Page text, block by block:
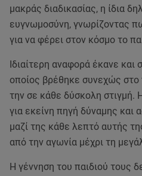
μακράς διαδικασίας, η ίδια
ευγνωμοσύνη, γνωρίζοντας
για να φέρει στον κόσμο το
Ιδιαίτερη αναφορά έκανε
οποίος βρέθηκε συνεχώς στο
την σε κάθε δύσκολη στιγμή.
για εκείνη πηγή δύναμης και
μαζί της κάθε λεπτό αυτής
από την αγωνία μέχρι τη
Η γέννηση του παιδιού τους